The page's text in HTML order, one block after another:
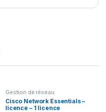
Gestion de réseau
Cisco Network Essentials –
licence – 1 licence